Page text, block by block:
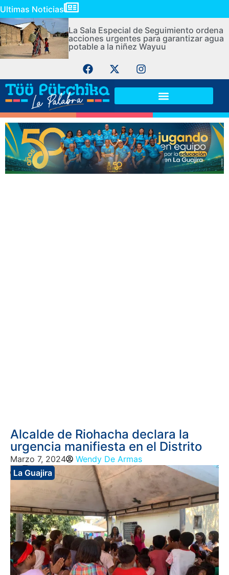
Ultimas Noticias
La Sala Especial de Seguimiento ordena
acciones urgentes para garantizar agua
potable a la niñez Wayuu
Alcalde de Riohacha declara la
urgencia manifiesta en el Distrito
Marzo 7, 2024
Wendy De Armas
La Guajira